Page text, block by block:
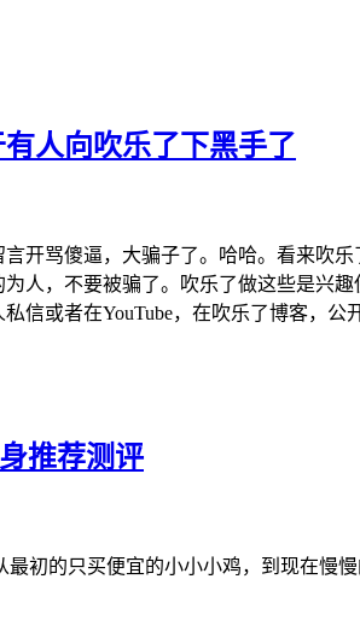
人向吹乐了下黑手了
开骂傻逼，大骗子了。哈哈。看来吹
人，不要被骗了。吹乐了做这些是兴
信或者在YouTube，在吹乐了博客，公
推荐测评
初的只买便宜的小小小鸡，到现在慢